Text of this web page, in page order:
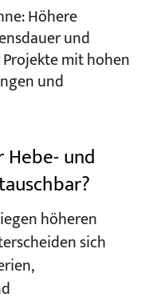
Höhere
und
mit hohen
und
Hebe- und
höheren
sich